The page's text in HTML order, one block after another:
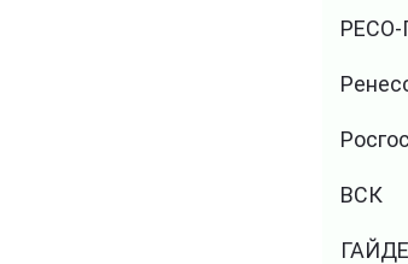
РЕСО-
ВСК
ГАЙДЕ